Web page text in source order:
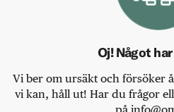
Oj! Något
Vi ber om ursäkt och försöker
vi kan, håll ut! Har du frågor